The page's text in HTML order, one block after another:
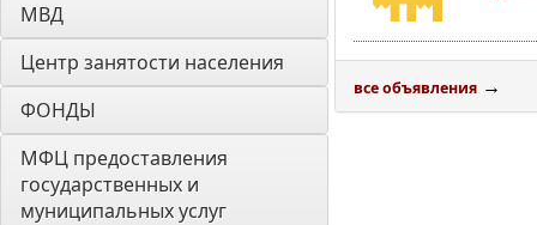
МВД
Центр занятости населения
ФОНДЫ
МФЦ предоставления
государственных и
муниципальных услуг
все объявления →